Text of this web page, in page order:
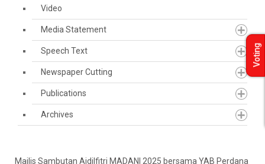
Video
Media Statement
Speech Text
Newspaper Cutting
Publications
Archives
Majlis Sambutan Aidilfitri MADANI 2025 bersama YAB Perdana
Voting